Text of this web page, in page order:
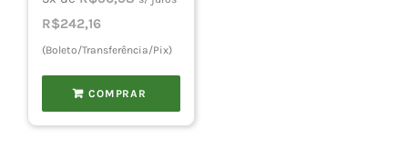
R$242,16
(Boleto/Transferência/Pix)
COMPRAR